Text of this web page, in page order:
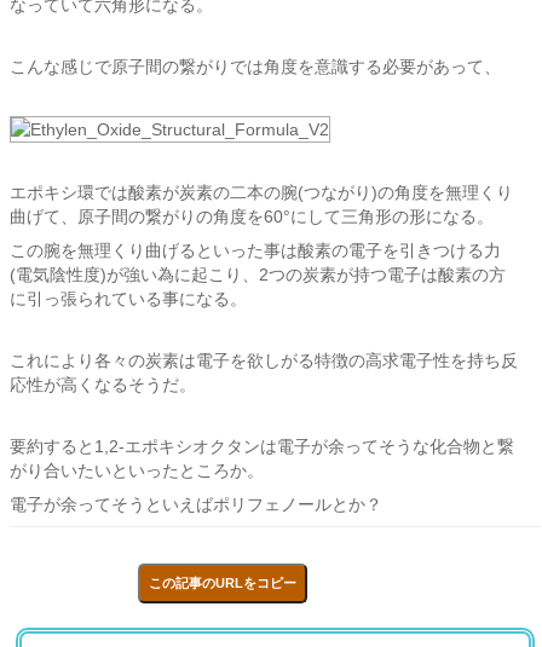
なっていて六角形になる。
こんな感じで原子間の繋がりでは角度を意識する必要があって、
エポキシ環では酸素が炭素の二本の腕(つながり)の角度を無理くり
曲げて、原子間の繋がりの角度を60°にして三角形の形になる。
この腕を無理くり曲げるといった事は酸素の電子を引きつける力
(電気陰性度)が強い為に起こり、2つの炭素が持つ電子は酸素の方
に引っ張られている事になる。
これにより各々の炭素は電子を欲しがる特徴の高求電子性を持ち反
応性が高くなるそうだ。
要約すると1,2-エポキシオクタンは電子が余ってそうな化合物と繋
がり合いたいといったところか。
電子が余ってそうといえばポリフェノールとか？
この記事のURLをコピー